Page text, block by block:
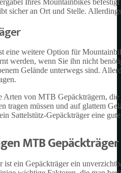
Ihres Mountainbikes
sicher an Ort und Stelle.
eine weitere Option für
werden, wenn Sie ihn nicht
Gelände unterwegs sind.
Arten von MTB Gepäckträgern,
tragen müssen und auf glattem
Sattelstütz-Gepäckträger eine
MTB
ist ein Gepäckträger ein